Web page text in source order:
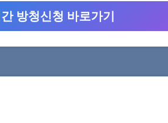
방청신청 바로가기